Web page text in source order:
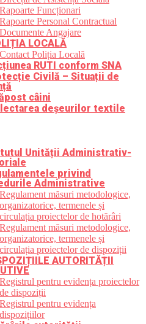
Rapoarte Funcționari
Rapoarte Personal Contractual
Documente Angajare
LOCALĂ
Contact Poliția Locală
RUTI conform SNA
Civilă – Situații de
câini
deșeurilor textile
Unității Administrativ-
privind
Administrative
Regulament măsuri metodologice,
organizatorice, termenele și
circulația proiectelor de hotărâri
Regulament măsuri metodologice,
organizatorice, termenele și
circulația proiectelor de dispoziții
AUTORITĂȚII
Registrul pentru evidența proiectelor
de dispoziții
Registrul pentru evidența
dispozițiilor